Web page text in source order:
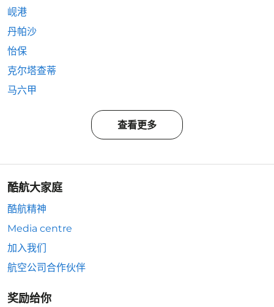
岘港
丹帕沙
怡保
克尔塔查蒂
马六甲
查看更多
酷航大家庭
酷航精神
Media centre
加入我们
航空公司合作伙伴
奖励给你